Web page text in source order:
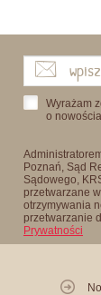
Wyrażam
o
Poznań, Sąd
Sądowego,
przetwarzane
otrzymywania
przetwarzanie
Prywatności